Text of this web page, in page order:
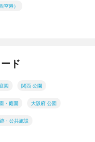
空港）
ド
園 関西 公園
・庭園 大阪府 公園
・公共施設